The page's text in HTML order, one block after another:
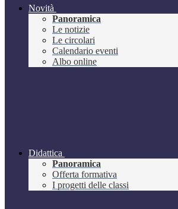
Novità
Panoramica
Le notizie
Le circolari
Calendario eventi
Albo online
Didattica
Panoramica
Offerta formativa
I progetti delle classi